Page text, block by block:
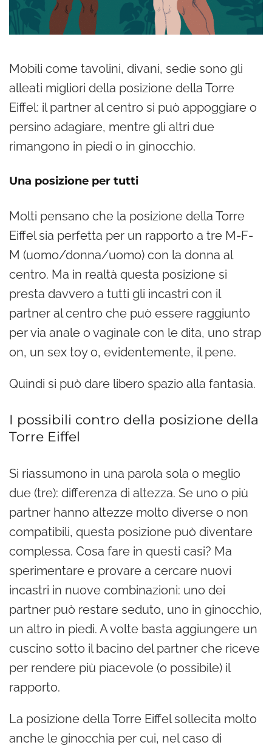
Mobili come tavolini, divani, sedie sono gli
alleati migliori della posizione della Torre
Eiffel: il partner al centro si può appoggiare o
persino adagiare, mentre gli altri due
rimangono in piedi o in ginocchio.
Una posizione per tutti
Molti pensano che la posizione della Torre
Eiffel sia perfetta per un rapporto a tre M-F-
M (uomo/donna/uomo) con la donna al
centro. Ma in realtà questa posizione si
presta davvero a tutti gli incastri con il
partner al centro che può essere raggiunto
per via anale o vaginale con le dita, uno strap
on, un sex toy o, evidentemente, il pene.
Quindi si può dare libero spazio alla fantasia.
I possibili contro della posizione della
Torre Eiffel
Si riassumono in una parola sola o meglio
due (tre): differenza di altezza. Se uno o più
partner hanno altezze molto diverse o non
compatibili, questa posizione può diventare
complessa. Cosa fare in questi casi? Ma
sperimentare e provare a cercare nuovi
incastri in nuove combinazioni: uno dei
partner può restare seduto, uno in ginocchio,
un altro in piedi. A volte basta aggiungere un
cuscino sotto il bacino del partner che riceve
per rendere più piacevole (o possibile) il
rapporto.
La posizione della Torre Eiffel sollecita molto
anche le ginocchia per cui, nel caso di